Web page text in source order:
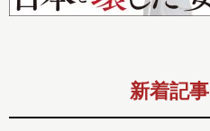
新着記事